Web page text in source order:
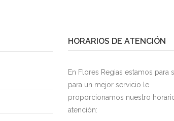
HORARIOS DE ATENCIÓN
En Flores Regias estamos para
para un mejor servicio le
proporcionamos nuestro
atención: